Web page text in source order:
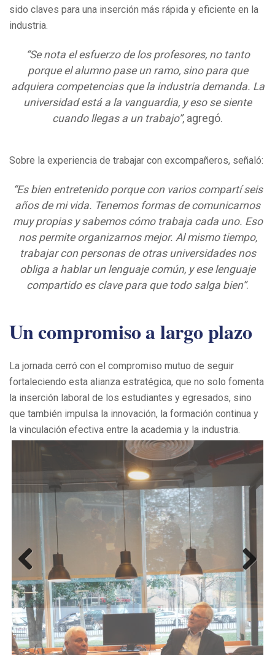
sido claves para una inserción más rápida y eficiente en la
industria.
“Se nota el esfuerzo de los profesores, no tanto
porque el alumno pase un ramo, sino para que
adquiera competencias que la industria demanda. La
universidad está a la vanguardia, y eso se siente
cuando llegas a un trabajo”, agregó.
Sobre la experiencia de trabajar con excompañeros, señaló:
“Es bien entretenido porque con varios compartí seis
años de mi vida. Tenemos formas de comunicarnos
muy propias y sabemos cómo trabaja cada uno. Eso
nos permite organizarnos mejor. Al mismo tiempo,
trabajar con personas de otras universidades nos
obliga a hablar un lenguaje común, y ese lenguaje
compartido es clave para que todo salga bien”.
Un compromiso a largo plazo
La jornada cerró con el compromiso mutuo de seguir
fortaleciendo esta alianza estratégica, que no solo fomenta
la inserción laboral de los estudiantes y egresados, sino
que también impulsa la innovación, la formación continua y
la vinculación efectiva entre la academia y la industria.
Previous Next